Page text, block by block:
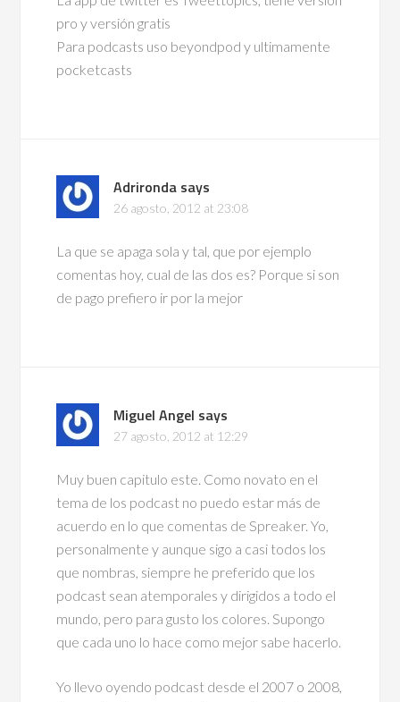
pro y versión gratis
Para podcasts uso beyondpod y ultimamente
pocketcasts
Adrironda says
26 agosto, 2012 at 23:08
La que se apaga sola y tal, que por ejemplo
comentas hoy, cual de las dos es? Porque si son
de pago prefiero ir por la mejor
Miguel Angel says
27 agosto, 2012 at 12:29
Muy buen capitulo este. Como novato en el
tema de los podcast no puedo estar más de
acuerdo en lo que comentas de Spreaker. Yo,
personalmente y aunque sigo a casi todos los
que nombras, siempre he preferido que los
podcast sean atemporales y dirigidos a todo el
mundo, pero para gusto los colores. Supongo
que cada uno lo hace como mejor sabe hacerlo.
Yo llevo oyendo podcast desde el 2007 o 2008,